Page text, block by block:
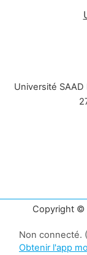
Université
Copyright ©
Non connecté. (
Obtenir l'app